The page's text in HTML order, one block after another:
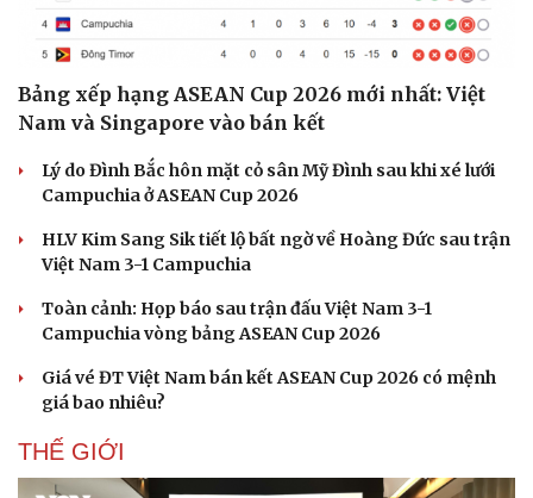
Bảng xếp hạng ASEAN Cup 2026 mới nhất: Việt
Nam và Singapore vào bán kết
Lý do Đình Bắc hôn mặt cỏ sân Mỹ Đình sau khi xé lưới
Campuchia ở ASEAN Cup 2026
HLV Kim Sang Sik tiết lộ bất ngờ về Hoàng Đức sau trận
Việt Nam 3-1 Campuchia
Toàn cảnh: Họp báo sau trận đấu Việt Nam 3-1
Campuchia vòng bảng ASEAN Cup 2026
Giá vé ĐT Việt Nam bán kết ASEAN Cup 2026 có mệnh
giá bao nhiêu?
THẾ GIỚI